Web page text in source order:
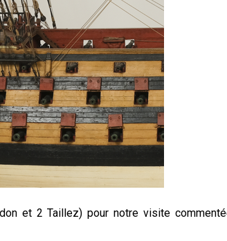
et 2 Taillez) pour notre visite